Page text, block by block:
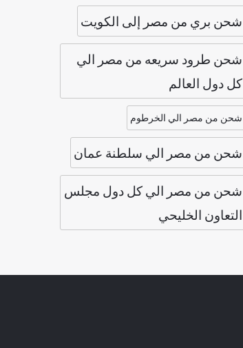
شحن بري من مصر إلى الكويت
شحن طرود سريعه من مصر الي
كل دول العالم
شحن من مصر الي الخرطوم
شحن من مصر الي سلطنة عمان
شحن من مصر الي كل دول مجلس
التعاون الخليحي